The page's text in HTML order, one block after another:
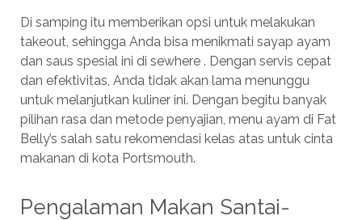
Di samping itu memberikan opsi untuk melakukan
takeout, sehingga Anda bisa menikmati sayap ayam
dan saus spesial ini di sewhere . Dengan servis cepat
dan efektivitas, Anda tidak akan lama menunggu
untuk melanjutkan kuliner ini. Dengan begitu banyak
pilihan rasa dan metode penyajian, menu ayam di Fat
Belly’s salah satu rekomendasi kelas atas untuk cinta
makanan di kota Portsmouth.
Pengalaman Makan Santai-